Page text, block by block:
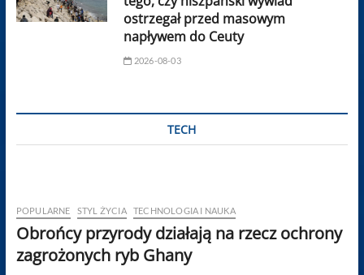
ostrzegał przed masowym
napływem do Ceuty
2026-08-03
TECH
POPULARNE STYL ŻYCIA TECHNOLOGIA I NAUKA
Obrońcy przyrody działają na rzecz ochrony
zagrożonych ryb Ghany